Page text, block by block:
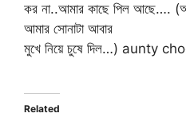
কর না..আমার কাছে পিল আছে….
আমার সোনাটা আবার
মুখে নিয়ে চুষে দিল…) aunty
Related